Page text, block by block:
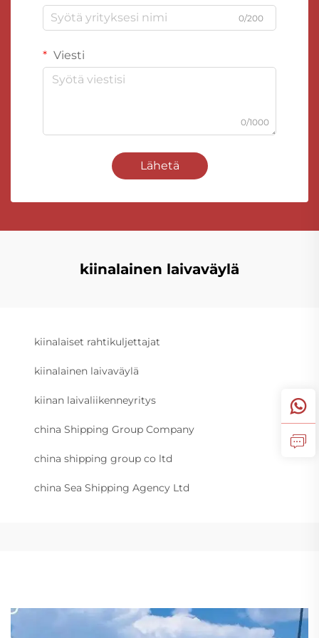
0/200
Viesti
0/1000
Lähetä
kiinalainen laivaväylä
kiinalaiset rahtikuljettajat
kiinalainen laivaväylä
kiinan laivaliikenneyritys
china Shipping Group Company
china shipping group co ltd
china Sea Shipping Agency Ltd